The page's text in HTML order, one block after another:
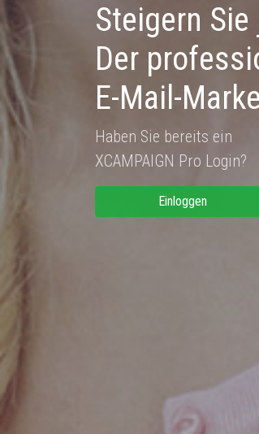
Steigern
Der
E-Mail-
Haben Sie bereits ein
XCAMPAIGN Pro Login?
Einloggen